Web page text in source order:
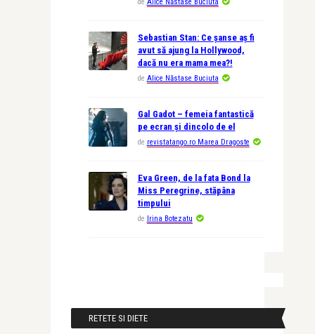
Sebastian Stan: Ce șanse aș fi
avut să ajung la Hollywood,
dacă nu era mama mea?!
de Alice Năstase Buciuta
Gal Gadot – femeia fantastică
pe ecran și dincolo de el
de revistatango.ro Marea Dragoste
Eva Green, de la fata Bond la
Miss Peregrine, stăpâna
timpului
de Irina Botezatu
RETETE SI DIETE